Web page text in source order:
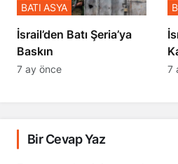
​​​​​​​İsrail’den Batı Şeria’ya
Baskın
BATI ASYA
7 ay önce 7
Bir Cevap Yaz